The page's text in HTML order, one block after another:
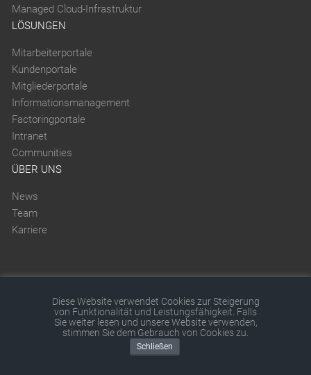
Managed Cloud-Infrastruktur
LÖSUNGEN
Mitarbeiterportale
Kundenportale
Mitgliederportale
Informationsmanagement
Factoringportale
Intranet
Communities
ÜBER UNS
News
Team
Karriere
Diese Website wurde mit SITEFORUM erstellt.
© 2026 by SITEFORUM GmbH|Impressum
Diese Website verwendet Cookies zur Steigerung
von Funktionalität und Leistungsfähigkeit. Falls
Sie weiter lesen und unsere Website verwenden,
stimmen Sie dem Gebrauch von Cookies zu.
Schließen